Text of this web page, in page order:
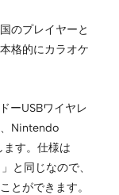
のプレイヤーと
格的にカラオケ
ーUSBワイヤレ
Nintendo
す。仕様は
と同じなので、
とができます。